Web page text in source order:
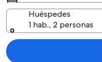
Huéspedes
1 hab., 2 personas